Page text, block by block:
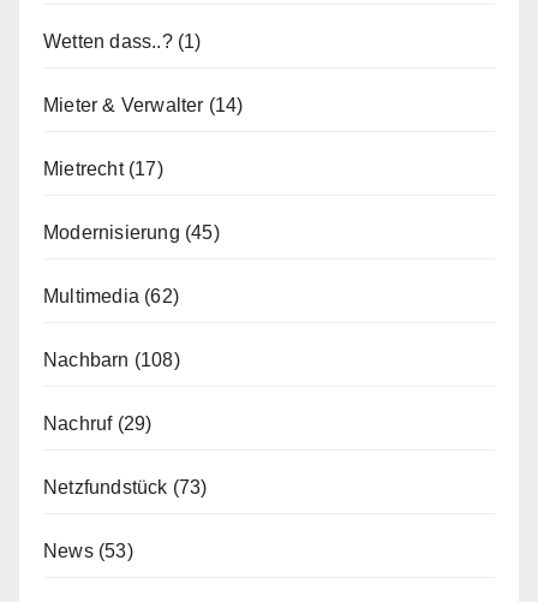
Wetten dass..?(1)
Mieter & Verwalter (14)
Mietrecht(17)
Modernisierung (45)
Multimedia (62)
Nachbarn (108)
Nachruf(29)
Netzfundstück (73)
News(53)